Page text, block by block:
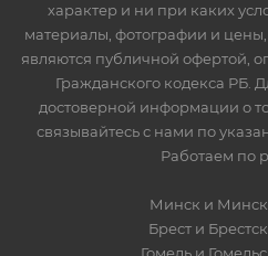
характер и ни при каких
материалы, фотографии и
являются публичной офертой,
Гражданского кодекса РБ.
достоверной информации о
связывайтесь с нами по
Работаем по
Минск и
Брест и